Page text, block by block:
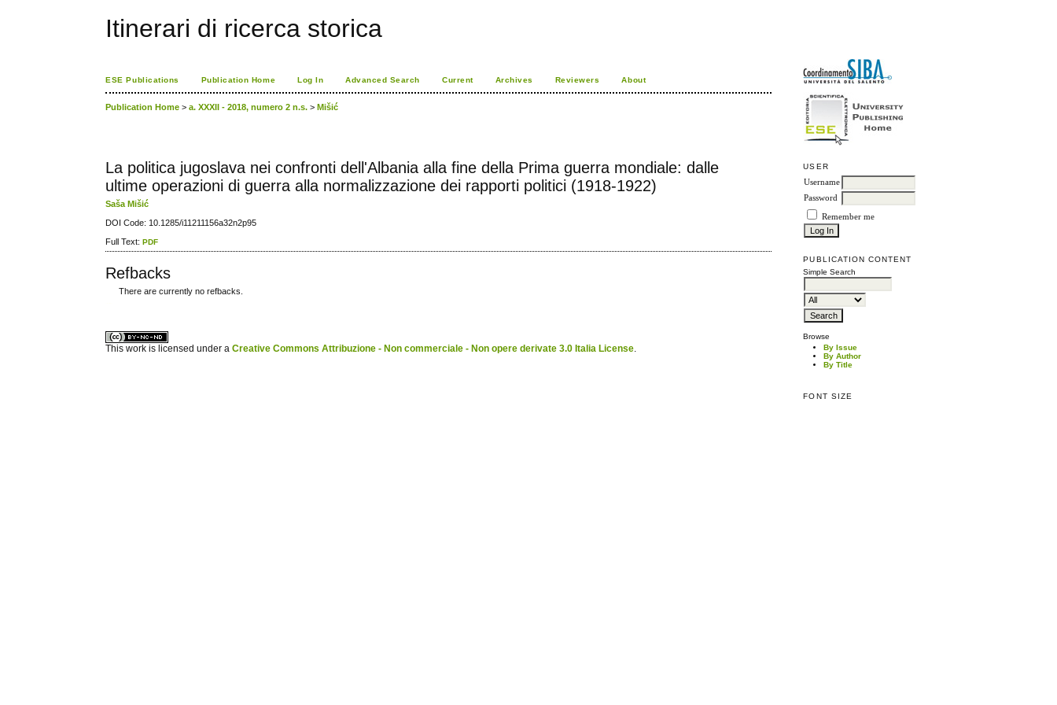
Itinerari di ricerca storica
USER
Username
Password
Remember me
PUBLICATION CONTENT
Simple Search
Browse
By Issue
By Author
By Title
FONT SIZE
ESE Publications Publication Home Log In Advanced Search Current Archives Reviewers About
Publication Home >a. XXXII - 2018, numero 2 n.s. >Mišić
La politica jugoslava nei confronti dell'Albania alla fine della Prima guerra mondiale: dalle
ultime operazioni di guerra alla normalizzazione dei rapporti politici (1918-1922)
Saša Mišić
DOI Code: 10.1285/i11211156a32n2p95
Full Text:PDF
Refbacks
There are currently no refbacks.
This work is licensed under aCreative Commons Attribuzione - Non commerciale - Non opere derivate 3.0 Italia License